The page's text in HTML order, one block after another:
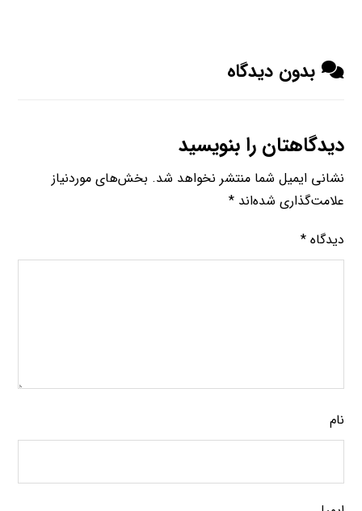
بدون دیدگاه
دیدگاهتان را بنویسید
نشانی ایمیل شما منتشر نخواهد شد. بخش‌های موردنیاز
علامت‌گذاری شده‌اند*
دیدگاه*
نام